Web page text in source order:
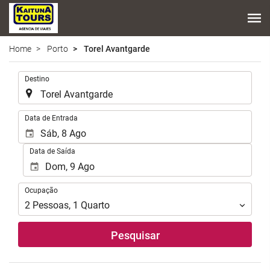
Home Porto Torel Avantgarde
Destino
Data de Entrada
Data de Saída
Ocupação
Ocupação
2 Pessoas, 1 Quarto
Pesquisar